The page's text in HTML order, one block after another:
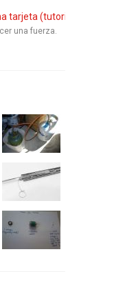
tarjeta (tutorial)
una fuerza.